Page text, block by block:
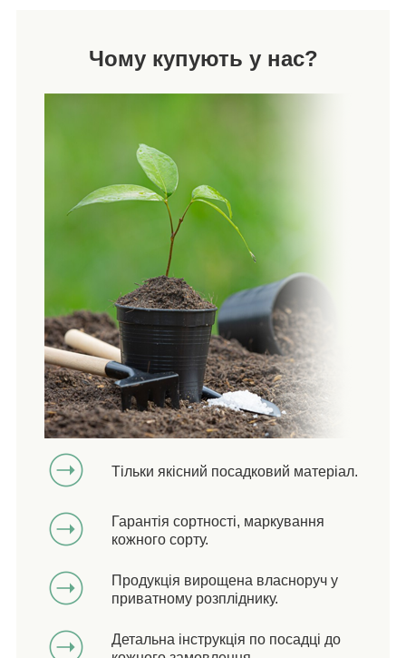
Чому купують у нас?
Тільки якісний посадковий матеріал.
Гарантія сортності, маркування
кожного сорту.
Продукція вирощена власноруч у
приватному розпліднику.
Детальна інструкція по посадці до